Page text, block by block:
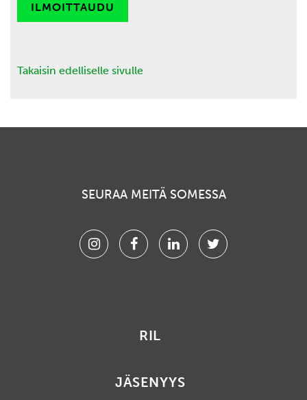
ILMOITTAUDU
Takaisin edelliselle sivulle
SEURAA MEITÄ SOMESSA
InstagramFacebookLinkedinTwitter
RIL
JÄSENYYS